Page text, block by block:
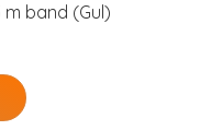
m band (Gul)